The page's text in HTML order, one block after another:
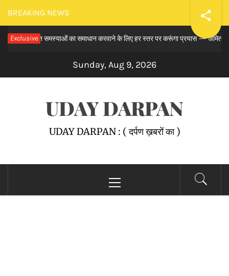
Skip
to
content
BREAKING NEWS
Exclusive
लंबित समस्याओं का समाधान करवाने के लिए हर स्तर पर करूंगा प्रयास — अमित तनेजा
Sunday, Aug 9, 2026
UDAY DARPAN
UDAY DARPAN : ( दर्पण ख़बरों का )
Menu